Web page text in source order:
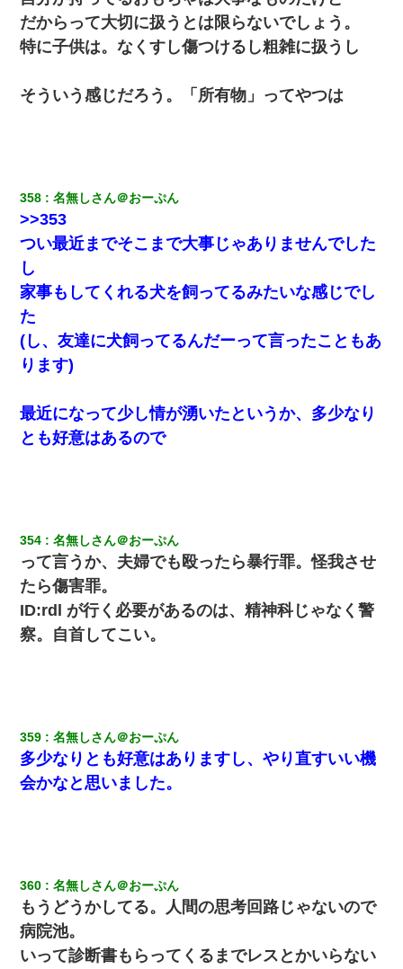
だからって大切に扱うとは限らないでしょう。
特に子供は。なくすし傷つけるし粗雑に扱うし
そういう感じだろう。「所有物」ってやつは
358 名無しさん＠おーぷん
>>353
つい最近までそこまで大事じゃありませんでした
し
家事もしてくれる犬を飼ってるみたいな感じでし
た
(し、友達に犬飼ってるんだーって言ったこともあ
ります)
最近になって少し情が湧いたというか、多少なり
とも好意はあるので
354 名無しさん＠おーぷん
って言うか、夫婦でも殴ったら暴行罪。怪我させ
たら傷害罪。
ID:rdl が行く必要があるのは、精神科じゃなく警
察。自首してこい。
359 名無しさん＠おーぷん
多少なりとも好意はありますし、やり直すいい機
会かなと思いました。
360 名無しさん＠おーぷん
もうどうかしてる。人間の思考回路じゃないので
病院池。
いって診断書もらってくるまでレスとかいらない